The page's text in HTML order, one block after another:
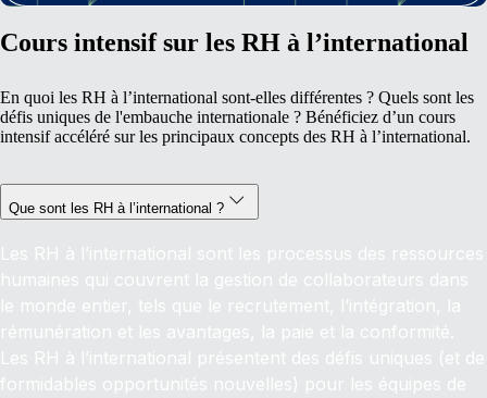
Cours intensif sur les RH à l’international
En quoi les RH à l’international sont-elles différentes ? Quels sont les
défis uniques de l'embauche internationale ? Bénéficiez d’un cours
intensif accéléré sur les principaux concepts des RH à l’international.
Que sont les RH à l’international ?
Les RH à l’international sont les processus des ressources
humaines qui couvrent la gestion de collaborateurs dans
le monde entier, tels que le recrutement, l’intégration, la
rémunération et les avantages, la paie et la conformité.
Les RH à l’international présentent des défis uniques (et de
formidables opportunités nouvelles) pour les équipes de